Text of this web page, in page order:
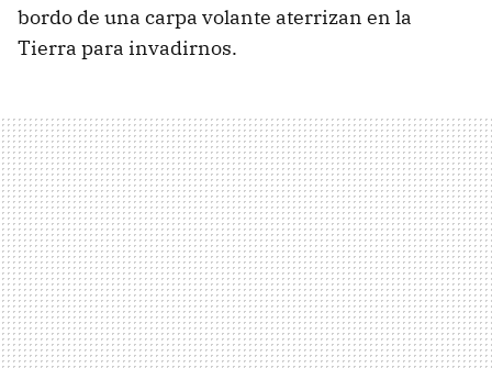
bordo de una carpa volante aterrizan en la
Tierra para invadirnos.